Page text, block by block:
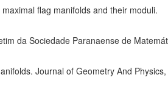
flag manifolds and their moduli.
da Sociedade Paranaense de
Journal of Geometry And Physics,